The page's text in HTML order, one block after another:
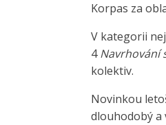
Korpas za
V kategorii
4Navrhování
kolektiv.
Novinkou
dlouhodobý a